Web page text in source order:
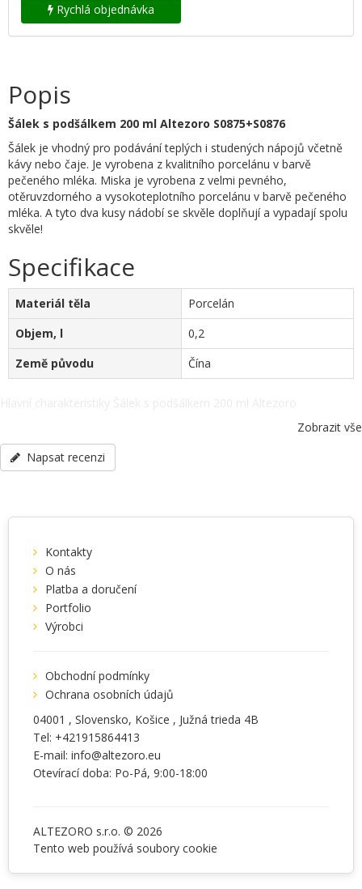
Rychlá objednávka
Popis
Šálek s podšálkem 200 ml Altezoro S0875+S0876
Šálek je vhodný pro podávání teplých i studených nápojů včetně
kávy nebo čaje. Je vyrobena z kvalitního porcelánu v barvě
pečeného mléka. Miska je vyrobena z velmi pevného,
otěruvzdorného a vysokoteplotního porcelánu v barvě pečeného
mléka. A tyto dva kusy nádobí se skvěle doplňují a vypadají spolu
skvěle!
Specifikace
Materiál těla
Porcelán
Objem, l
0,2
Země původu
Čína
Zobrazit vše
Napsat recenzi
Kontakty
O nás
Platba a doručení
Portfolio
Výrobci
Obchodní podmínky
Ochrana osobních údajů
04001 , Slovensko, Košice , Južná trieda 4B
Tel: +421915864413
E-mail: info@altezoro.eu
Otevírací doba: Po-Pá, 9:00-18:00
ALTEZORO s.r.o. © 2026
Tento web používá soubory cookie